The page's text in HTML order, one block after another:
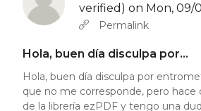
verified) on Mon, 09/
In reply to Hola, buen día disculpa
Permalink
Hola, buen día disculpa por…
Hola, buen día disculpa por
que no me corresponde, pero hace
de la librería ezPDF y tengo una